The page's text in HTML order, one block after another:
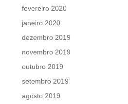
fevereiro 2020
janeiro 2020
dezembro 2019
novembro 2019
outubro 2019
setembro 2019
agosto 2019